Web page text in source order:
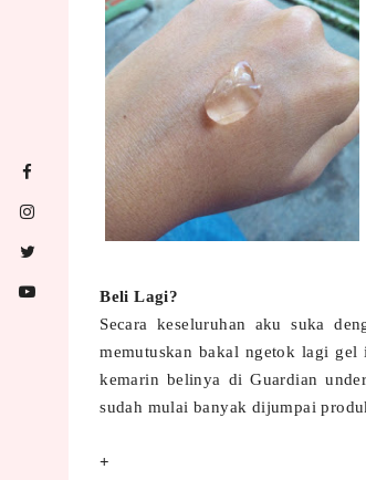
Beli Lagi?
Secara keseluruhan aku suka
memutuskan bakal ngetok lagi
kemarin belinya di Guardian
sudah mulai banyak dijumpai
+